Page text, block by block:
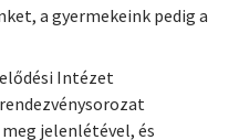
a gyermekeink pedig a
Intézet
jelenlétével, és